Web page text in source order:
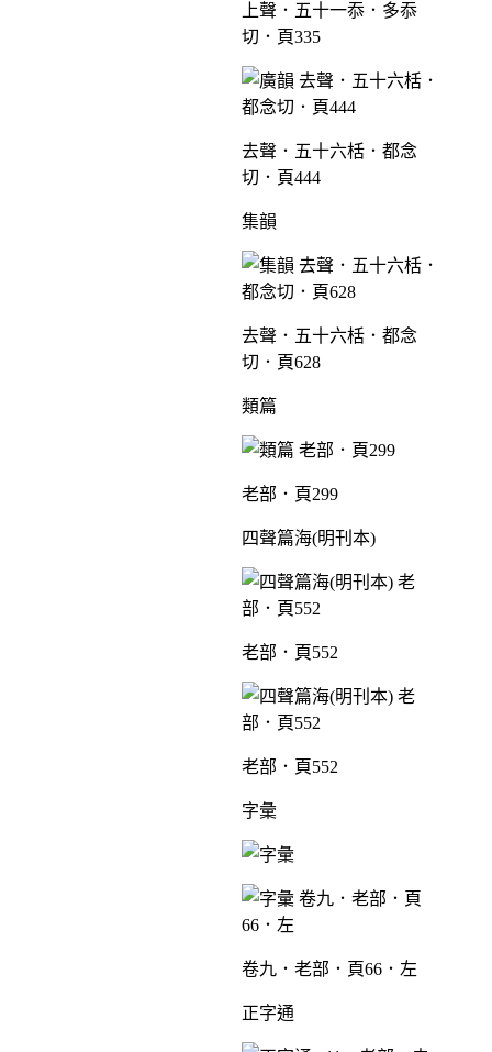
上聲．五十一忝．多忝
切．頁335
去聲．五十六栝．都念
切．頁444
集韻
去聲．五十六栝．都念
切．頁628
類篇
老部．頁299
四聲篇海(明刊本)
老部．頁552
老部．頁552
字彙
卷九．老部．頁66．左
正字通